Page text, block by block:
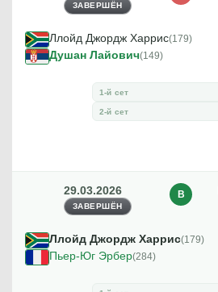
ЗАВЕРШЁН
Ллойд Джордж Харрис(179)
Душан Лайович(149)
1-й сет
2-й сет
29.03.2026
ЗАВЕРШЁН
В
Ллойд Джордж Харрис(179)
Пьер-Юг Эрбер(284)